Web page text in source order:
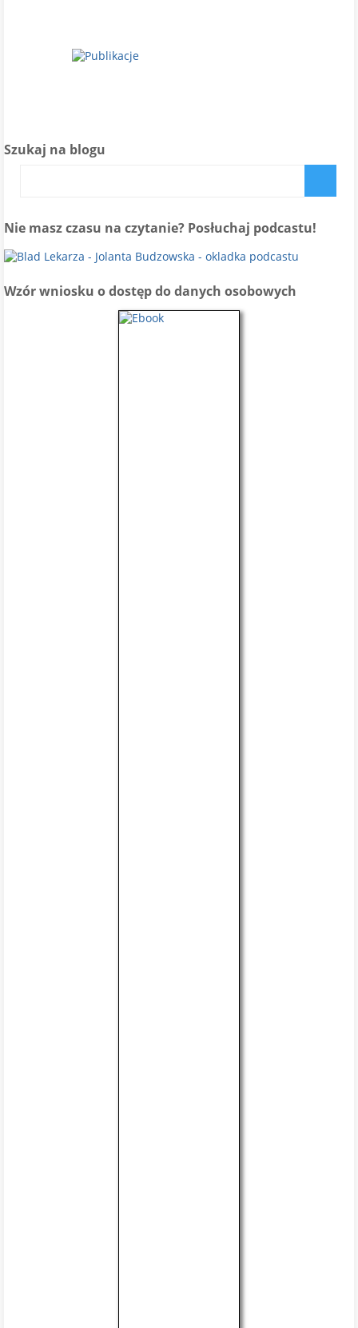
Szukaj na blogu
Nie masz czasu na czytanie? Posłuchaj podcastu!
Wzór wniosku o dostęp do danych osobowych